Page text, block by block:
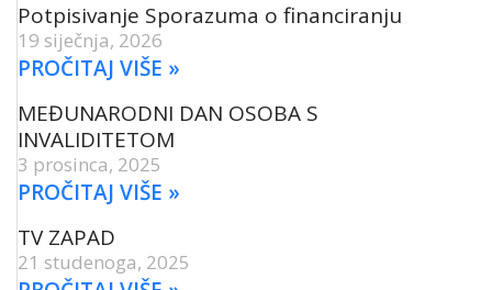
Potpisivanje Sporazuma o financiranju
19 siječnja, 2026
PROČITAJ VIŠE »
MEĐUNARODNI DAN OSOBA S
INVALIDITETOM
3 prosinca, 2025
PROČITAJ VIŠE »
TV ZAPAD
21 studenoga, 2025